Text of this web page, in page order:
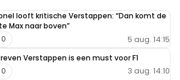
looft kritische Verstappen: “Dan komt de
Max naar boven”
5 aug. 14:15
0
Verstappen is een must voor F1
3 aug. 14:10
0